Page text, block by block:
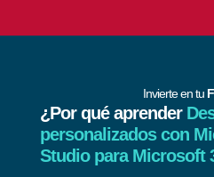
Invierte en tu
¿Por qué aprender
personalizados con
Studio para Microsoft